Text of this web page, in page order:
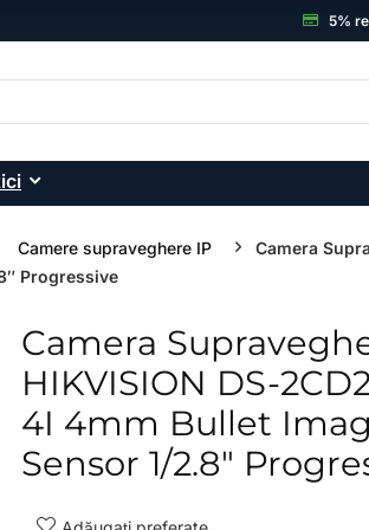
5%
Camere supraveghere IP
Camera
Progressive
Camera
HIKVISION DS-
4I 4mm Bullet
Sensor 1/2.8″
- 33%